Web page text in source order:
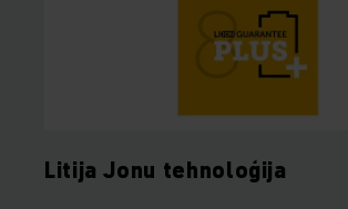
Litija Jonu tehnoloģija